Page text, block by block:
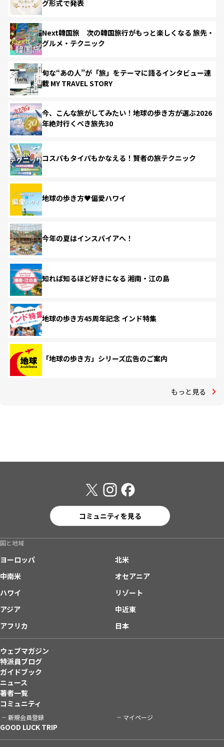
グ形式で発表
Next韓国旅 次の韓国旅行がもっと楽しくなる 旅先・
グルメ・テクニック
旬な“あの人”が「旅」をテーマに語るインタビュー連
載 MY TRAVEL STORY
今、こんな旅がしてみたい！地球の歩き方が選ぶ2026
年絶対行くべき旅先30
コスパもタイパもかなえる！賢者の旅テクニック
地球の歩き方♥偏愛ハワイ
今年の夏はインスパイアへ！
知れば知るほど好きになる 湘南・江の島
地球の歩き方45周年記念 インド特集
「地球の歩き方」シリーズ広告のご案内
もっと見る
コミュニティを見る
国と地域
ヨーロッパ
北米
中南米
オセアニア
ハワイ
リゾート
アジア
中近東
アフリカ
日本
ウェブマガジン
特派員ブログ
ガイドブック
ニュース
著者一覧
コミュニティ
新規会員登録 マイページ
GOOD LUCK TRIP